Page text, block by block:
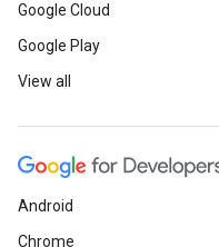
Google Cloud
Google Play
View all
Android
Chrome